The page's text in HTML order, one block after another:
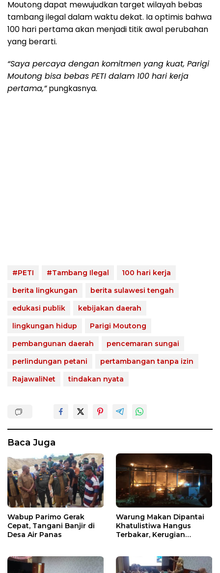
Moutong dapat mewujudkan target wilayah bebas
tambang ilegal dalam waktu dekat. Ia optimis bahwa
100 hari pertama akan menjadi titik awal perubahan
yang berarti.
“Saya percaya dengan komitmen yang kuat, Parigi
Moutong bisa bebas PETI dalam 100 hari kerja
pertama,”pungkasnya.
#PETI #Tambang Ilegal
100 hari kerja
berita lingkungan
berita sulawesi tengah
edukasi publik
kebijakan daerah
lingkungan hidup
Parigi Moutong
pembangunan daerah
pencemaran sungai
perlindungan petani
pertambangan tanpa izin
RajawaliNet
tindakan nyata
Baca Juga
Wabup Parimo Gerak
Cepat, Tangani Banjir di
Desa Air Panas
Warung Makan Dipantai
Khatulistiwa Hangus
Terbakar, Kerugian